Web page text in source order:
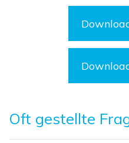
Oft gestellte